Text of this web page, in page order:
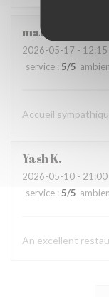
marie-noelle
2026-05-17 - 12:15
service : 5/5
Accueil
YashK
2026-05-10 - 21:00
service : 5/5
An excellent